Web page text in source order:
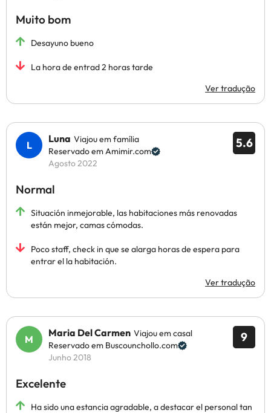
Muito bom
Desayuno bueno
La hora de entrad 2 horas tarde
Ver tradução
5.6
Luna Viajou em família
Reservado em Amimir.com
Agosto 2022
Normal
Situación inmejorable, las habitaciones más renovadas
están mejor, camas cómodas.
Poco staff, check in que se alarga horas de espera para
entrar el la habitación.
Ver tradução
9
Maria Del Carmen Viajou em casal
Reservado em Buscounchollo.com
Junho 2018
Excelente
Ha sido una estancia agradable, a destacar el personal tan